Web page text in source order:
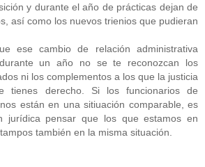
y durante el año de prácticas dejan de
así como los nuevos trienios que pudieran
ese cambio de relación administrativa
un año no se te reconozcan los
ni los complementos a los que la justicia
tienes derecho. Si los funcionarios de
están en una sitiuación comparable, es
jurídica pensar que los que estamos en
también en la misma situación.